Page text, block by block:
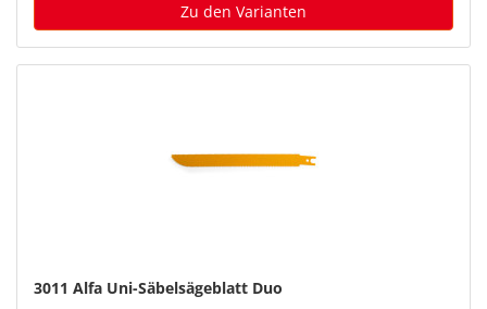
Zu den Varianten
3011 Alfa Uni-Säbelsägeblatt Duo